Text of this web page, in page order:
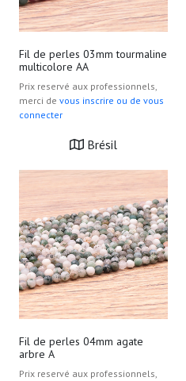
Fil de perles 03mm tourmaline
multicolore AA
Prix reservé aux professionnels,
merci de vous inscrire ou de vous
connecter
Brésil
Fil de perles 04mm agate
arbre A
Prix reservé aux professionnels,